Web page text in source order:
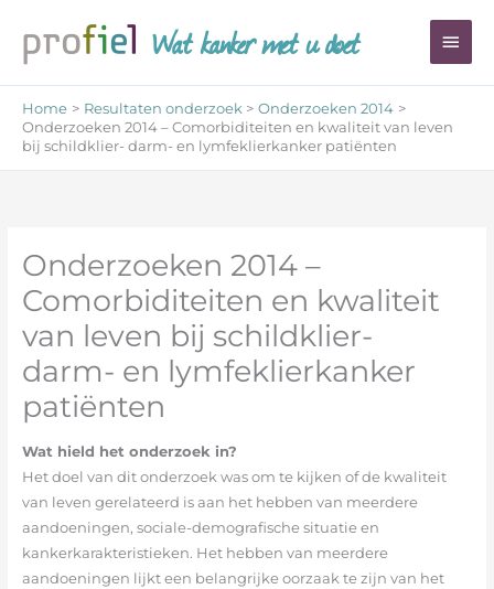
naar
inhoud
Wat kanker met u doet
Home Resultaten onderzoek
Onderzoeken 2014
Onderzoeken 2014 – Comorbiditeiten en kwaliteit van leven
bij schildklier- darm- en lymfeklierkanker patiënten
Onderzoeken 2014 –
Comorbiditeiten en kwaliteit
van leven bij schildklier-
darm- en lymfeklierkanker
patiënten
Wat hield het onderzoek in?
Het doel van dit onderzoek was om te kijken of de kwaliteit
van leven gerelateerd is aan het hebben van meerdere
aandoeningen, sociale-demografische situatie en
kankerkarakteristieken. Het hebben van meerdere
aandoeningen lijkt een belangrijke oorzaak te zijn van het